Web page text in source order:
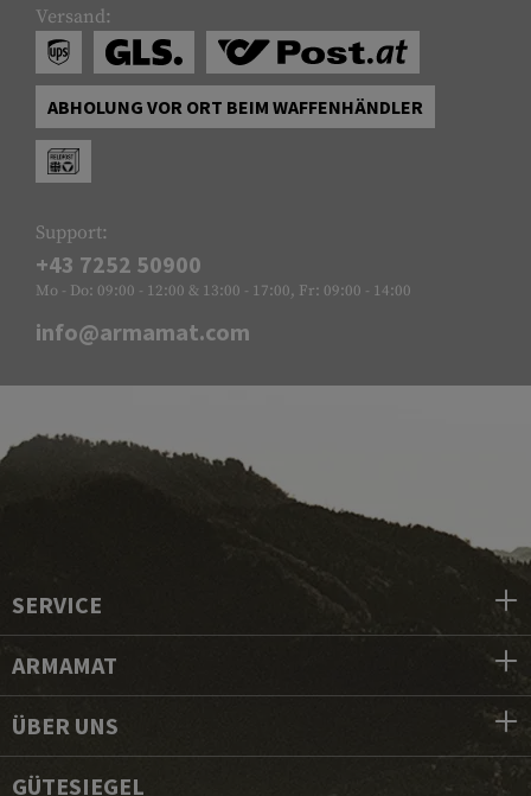
Versand:
ABHOLUNG VOR ORT BEIM WAFFENHÄNDLER
Support:
+43 7252 50900
Mo - Do: 09:00 - 12:00 & 13:00 - 17:00, Fr: 09:00 - 14:00
info@armamat.com
SERVICE
ARMAMAT
ÜBER UNS
GÜTESIEGEL